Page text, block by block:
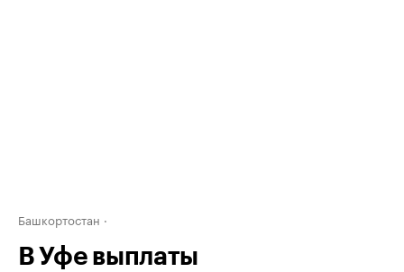
Башкортостан
В Уфе выплаты